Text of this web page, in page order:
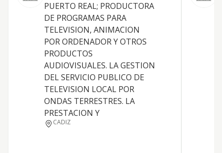
PUERTO REAL; PRODUCTORA
DE PROGRAMAS PARA
TELEVISION, ANIMACION
POR ORDENADOR Y OTROS
PRODUCTOS
AUDIOVISUALES. LA GESTION
DEL SERVICIO PUBLICO DE
TELEVISION LOCAL POR
ONDAS TERRESTRES. LA
PRESTACION Y
CADIZ